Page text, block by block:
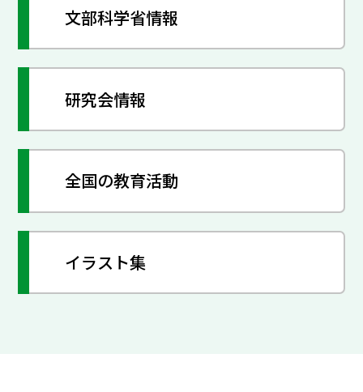
文部科学省情報
研究会情報
全国の教育活動
イラスト集